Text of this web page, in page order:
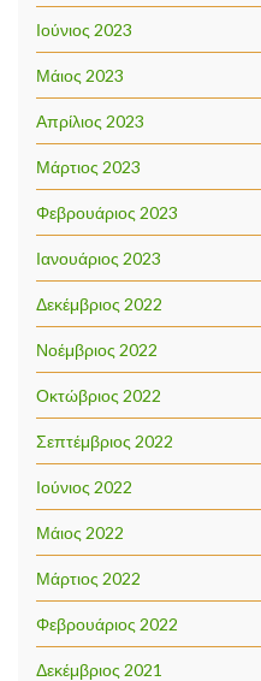
Ιούνιος 2023
Μάιος 2023
Απρίλιος 2023
Μάρτιος 2023
Φεβρουάριος 2023
Ιανουάριος 2023
Δεκέμβριος 2022
Νοέμβριος 2022
Οκτώβριος 2022
Σεπτέμβριος 2022
Ιούνιος 2022
Μάιος 2022
Μάρτιος 2022
Φεβρουάριος 2022
Δεκέμβριος 2021